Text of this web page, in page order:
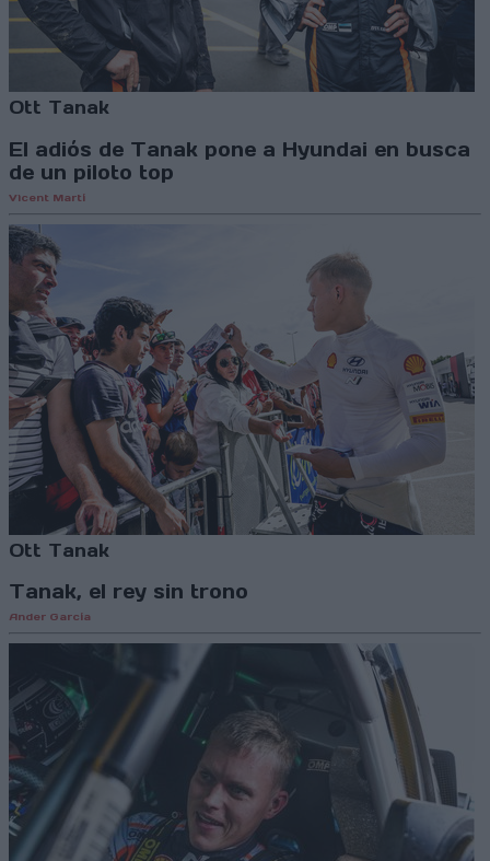
Ott Tanak
El adiós de Tanak pone a Hyundai en busca
de un piloto top
Vicent Martí
Ott Tanak
Tanak, el rey sin trono
Ander García